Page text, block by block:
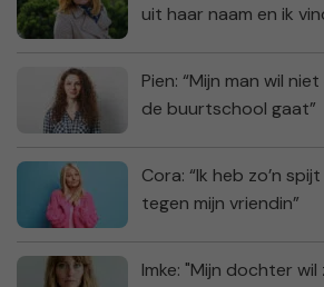
uit haar naam en ik
Pien: “Mijn man wil
de buurtschool gaat”
Cora: “Ik heb zo’n
tegen mijn vriendin”
Imke: "Mijn dochter